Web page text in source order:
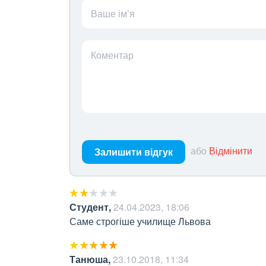
Ваше ім’я
Коментар
Залишити відгук або Відмінити
Студент,24.04.2023, 18:06
Саме строгіше училище Львова
Танюша,23.10.2018, 11:34